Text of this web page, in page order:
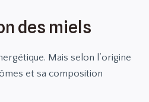
des miels
Mais selon l’origine
et sa composition